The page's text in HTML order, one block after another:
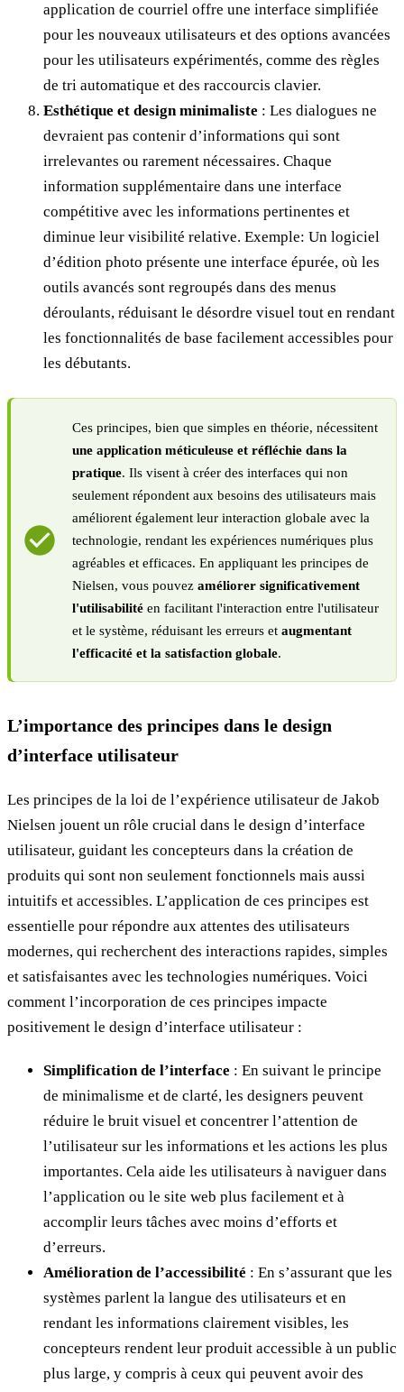
application de courriel offre une interface simplifiée
pour les nouveaux utilisateurs et des options avancées
pour les utilisateurs expérimentés, comme des règles
de tri automatique et des raccourcis clavier.
Esthétique et design minimaliste : Les dialogues ne
devraient pas contenir d’informations qui sont
irrelevantes ou rarement nécessaires. Chaque
information supplémentaire dans une interface
compétitive avec les informations pertinentes et
diminue leur visibilité relative. Exemple: Un logiciel
d’édition photo présente une interface épurée, où les
outils avancés sont regroupés dans des menus
déroulants, réduisant le désordre visuel tout en rendant
les fonctionnalités de base facilement accessibles pour
les débutants.
Ces principes, bien que simples en théorie, nécessitent
une application méticuleuse et réfléchie dans la
pratique. Ils visent à créer des interfaces qui non
seulement répondent aux besoins des utilisateurs mais
améliorent également leur interaction globale avec la
technologie, rendant les expériences numériques plus
agréables et efficaces. En appliquant les principes de
Nielsen, vous pouvez améliorer significativement
l'utilisabilité en facilitant l'interaction entre l'utilisateur
et le système, réduisant les erreurs et augmentant
l'efficacité et la satisfaction globale.
L’importance des principes dans le design
d’interface utilisateur
Les principes de la loi de l’expérience utilisateur de Jakob
Nielsen jouent un rôle crucial dans le design d’interface
utilisateur, guidant les concepteurs dans la création de
produits qui sont non seulement fonctionnels mais aussi
intuitifs et accessibles. L’application de ces principes est
essentielle pour répondre aux attentes des utilisateurs
modernes, qui recherchent des interactions rapides, simples
et satisfaisantes avec les technologies numériques. Voici
comment l’incorporation de ces principes impacte
positivement le design d’interface utilisateur :
Simplification de l’interface : En suivant le principe
de minimalisme et de clarté, les designers peuvent
réduire le bruit visuel et concentrer l’attention de
l’utilisateur sur les informations et les actions les plus
importantes. Cela aide les utilisateurs à naviguer dans
l’application ou le site web plus facilement et à
accomplir leurs tâches avec moins d’efforts et
d’erreurs.
Amélioration de l’accessibilité : En s’assurant que les
systèmes parlent la langue des utilisateurs et en
rendant les informations clairement visibles, les
concepteurs rendent leur produit accessible à un public
plus large, y compris à ceux qui peuvent avoir des